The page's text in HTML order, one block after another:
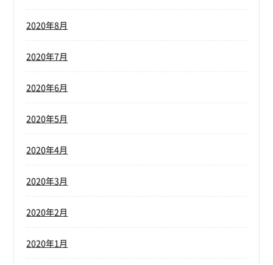
2020年8月
2020年7月
2020年6月
2020年5月
2020年4月
2020年3月
2020年2月
2020年1月